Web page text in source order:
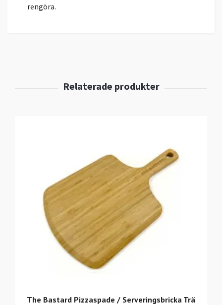
rengöra.
The Bastard Pizzaspade / Serveringsbricka Trä